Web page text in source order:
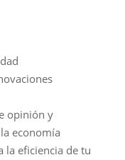
opinión y
economía
la eficiencia de tu